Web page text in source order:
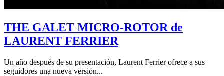
THE GALET MICRO-ROTOR de
LAURENT FERRIER
Un año después de su presentación, Laurent Ferrier ofrece a sus
seguidores una nueva versión...